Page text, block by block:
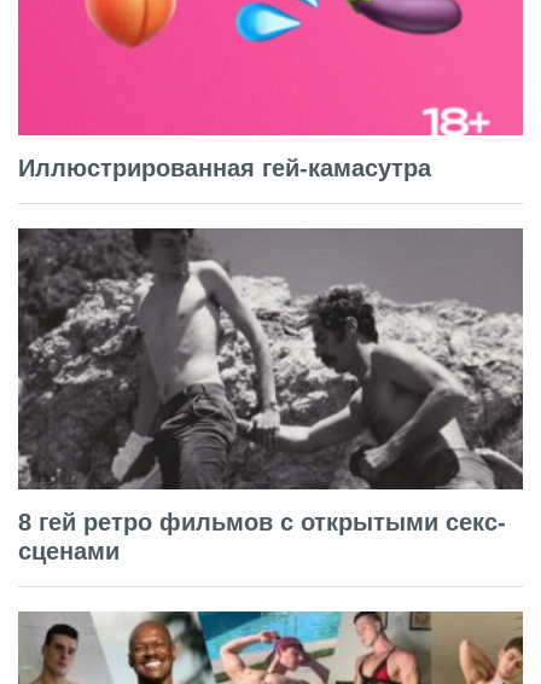
Иллюстрированная гей-камасутра
8 гей ретро фильмов с открытыми секс-
сценами